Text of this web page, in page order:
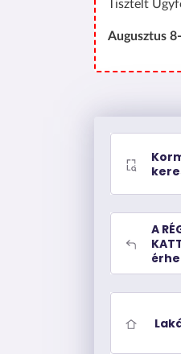
Tisztelt
Augusztus
A